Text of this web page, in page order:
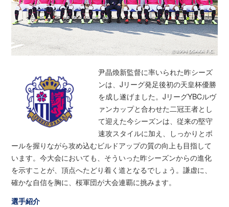
尹晶煥新監督に率いられた昨シーズ
ンは、Jリーグ発足後初の天皇杯優勝
を成し遂げました。JリーグYBCルヴ
ァンカップと合わせた二冠王者とし
て迎えた今シーズンは、従来の堅守
速攻スタイルに加え、しっかりとボ
ールを握りながら攻め込むビルドアップの質の向上も目指して
います。今大会においても、そういった昨シーズンからの進化
を示すことが、頂点へたどり着く道となるでしょう。謙虚に、
確かな自信を胸に、桜軍団が大会連覇に挑みます。
選手紹介